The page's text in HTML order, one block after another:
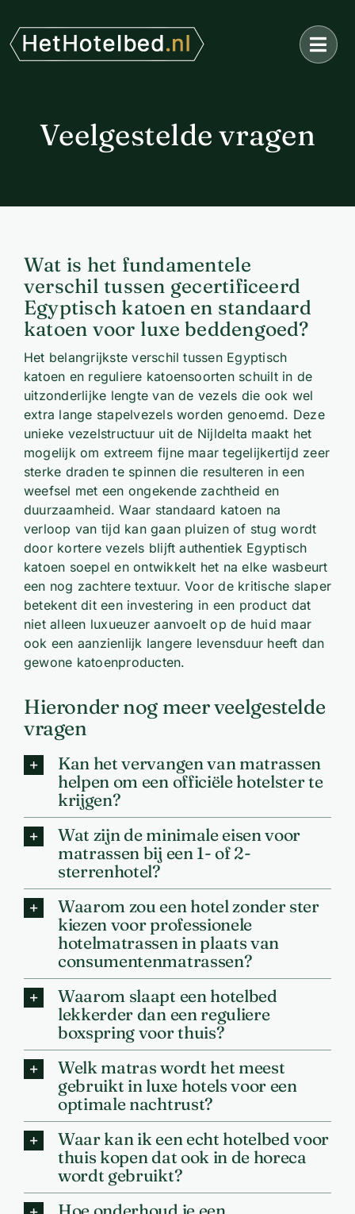
naar
inhoud
Veelgestelde vragen
Wat is het fundamentele
verschil tussen gecertificeerd
Egyptisch katoen en standaard
katoen voor luxe beddengoed?
Het belangrijkste verschil tussen Egyptisch
katoen en reguliere katoensoorten schuilt in de
uitzonderlijke lengte van de vezels die ook wel
extra lange stapelvezels worden genoemd. Deze
unieke vezelstructuur uit de Nijldelta maakt het
mogelijk om extreem fijne maar tegelijkertijd zeer
sterke draden te spinnen die resulteren in een
weefsel met een ongekende zachtheid en
duurzaamheid. Waar standaard katoen na
verloop van tijd kan gaan pluizen of stug wordt
door kortere vezels blijft authentiek Egyptisch
katoen soepel en ontwikkelt het na elke wasbeurt
een nog zachtere textuur. Voor de kritische slaper
betekent dit een investering in een product dat
niet alleen luxueuzer aanvoelt op de huid maar
ook een aanzienlijk langere levensduur heeft dan
gewone katoenproducten.
Hieronder nog meer veelgestelde
vragen
Kan het vervangen van matrassen
helpen om een officiële hotelster te
krijgen?
Wat zijn de minimale eisen voor
matrassen bij een 1- of 2-
sterrenhotel?
Waarom zou een hotel zonder ster
kiezen voor professionele
hotelmatrassen in plaats van
consumentenmatrassen?
Waarom slaapt een hotelbed
lekkerder dan een reguliere
boxspring voor thuis?
Welk matras wordt het meest
gebruikt in luxe hotels voor een
optimale nachtrust?
Waar kan ik een echt hotelbed voor
thuis kopen dat ook in de horeca
wordt gebruikt?